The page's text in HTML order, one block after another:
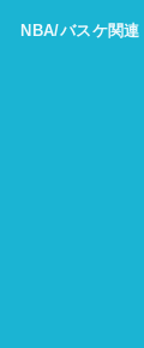
NBA/バスケ関連